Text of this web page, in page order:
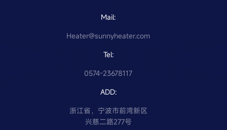
Mail:
Heater@sunnyheater.com
Tel:
0574-23678117
ADD:
浙江省，宁波市前湾新区
兴慈二路277号